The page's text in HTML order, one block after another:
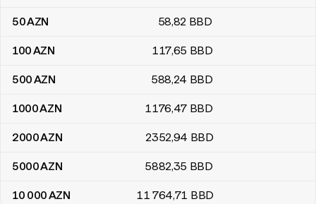
50AZN 58,82 BBD
100AZN 117,65 BBD
500AZN 588,24 BBD
1000AZN 1176,47 BBD
2000AZN 2352,94 BBD
5000AZN 5882,35 BBD
10 000AZN 11 764,71 BBD